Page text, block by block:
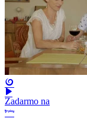
Zadarmo na